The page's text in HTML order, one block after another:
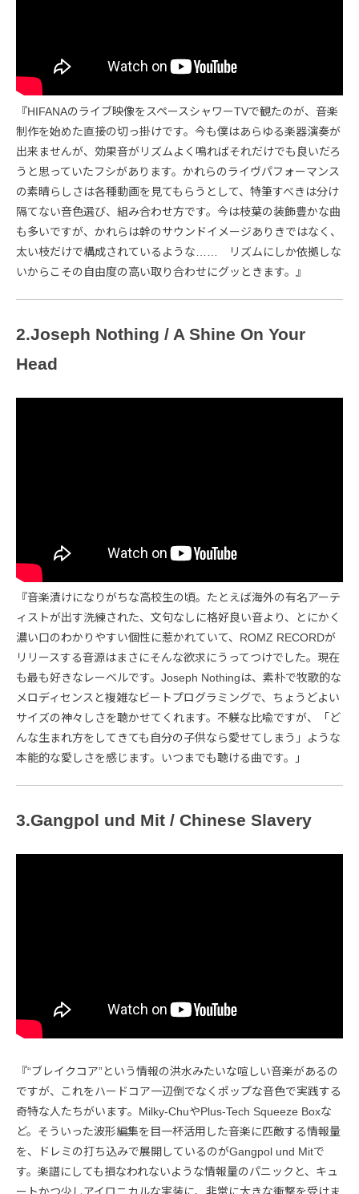
『HIFANAのライブ映像をスペースシャワーTVで観たのが、音楽
制作を始めた直接の切っ掛けです。今も僕はあらゆる楽器演奏が
出来ませんが、効果音がリズムよく鳴ればそれだけでも良いだろ
うと思っていたフシがあります。かれらのライヴパフォーマンス
の素晴らしさは各種動画を見てもらうとして、特筆すべきは分け
隔てない音色選び、組み合わせ方です。今は枝葉の装飾豊かな曲
も多いですが、かれらは幹のサウンドイメージありきではなく、
太い枝だけで構成されているような…… リズムにしか依拠しな
いからこその自由度の高い取り合わせにグッときます。』
2.Joseph Nothing / A Shine On Your
Head
『音楽漬けになりがちな高校生の頃。たとえば海外の有名アーテ
ィストが出す洗練された、文句なしに格好良い音より、とにかく
濃い口のわかりやすい個性に惹かれていて、ROMZ RECORDが
リリースする音源はまさにそんな欲求にうってつけでした。現在
も最も好きなレーベルです。Joseph Nothingは、素朴で牧歌的な
メロディセンスと複雑なビートプログラミングで、ちょうどよい
サイズの神々しさを聴かせてくれます。不躾な比喩ですが、「ど
んな生まれ方をしてきても自分の子供なら愛せてしまう」ような
本能的な愛しさを感じます。いつまでも聴ける曲です。」
3.Gangpol und Mit / Chinese Slavery
『“ブレイクコア”という情報の洪水みたいな喧しい音楽があるの
ですが、これをハードコア一辺倒でなくポップな音色で実践する
奇特な人たちがいます。Milky-ChuやPlus-Tech Squeeze Boxな
ど。そういった波形編集を目一杯活用した音楽に匹敵する情報量
を、ドレミの打ち込みで展開しているのがGangpol und Mitで
す。楽譜にしても損なわれないような情報量のパニックと、キュ
ートかつ少しアイロニカルな実装に、非常に大きな衝撃を受けま